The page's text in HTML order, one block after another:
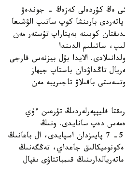
ەڭ كۇردەلى كەزەڭ - جوندەۋ
بارىنشا كوپ ساتىپ الۋشىعا
كوبىنە بەيتاراپ تۇستەر مەن
ساتىلىم الدىندا
الايدا بۇل بيزنەس قارجى
تاڭداۋدان باستاپ جيھاز
باقىلاۋ تاجىريبە مەن
فليپپەرلەردىڭ تۇرعىن ءۇي
ەمەس دەپ سانايدى. ونىڭ
پىكىرىنشە، ولاردىڭ اسەرى 5- 7 پايىزدان اسپايدى، ال باعانىڭ
جاعداي، تەڭگەنىڭ
قىمباتتاۋى ىقپال